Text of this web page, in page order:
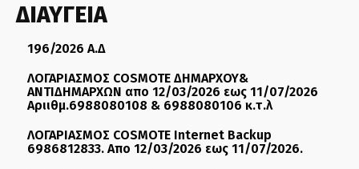
ΔΙΑΥΓΕΙΑ
196/2026 Α.Δ
ΛΟΓΑΡΙΑΣΜΟΣ COSMOTE ΔΗΜΑΡΧΟΥ&
ΑΝΤΙΔΗΜΑΡΧΩΝ απο 12/03/2026 εως 11/07/2026
Αριιθμ.6988080108 & 6988080106 κ.τ.λ
ΛΟΓΑΡΙΑΣΜΟΣ COSMOTE Internet Backup
6986812833. Απο 12/03/2026 εως 11/07/2026.